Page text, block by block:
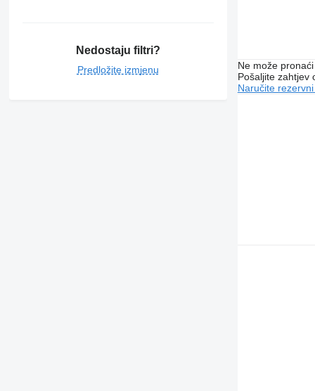
Nedostaju filtri?
Predložite izmjenu
Ne može
Pošaljite zahtjev
Naručite